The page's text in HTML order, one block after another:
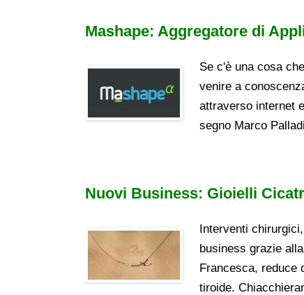
Mashape: Aggregatore di
Se c'è una cosa
venire a
attraverso internet
segno Marco
Nuovi Business: Gioielli
Interventi
business grazie
Francesca, reduce
tiroide.